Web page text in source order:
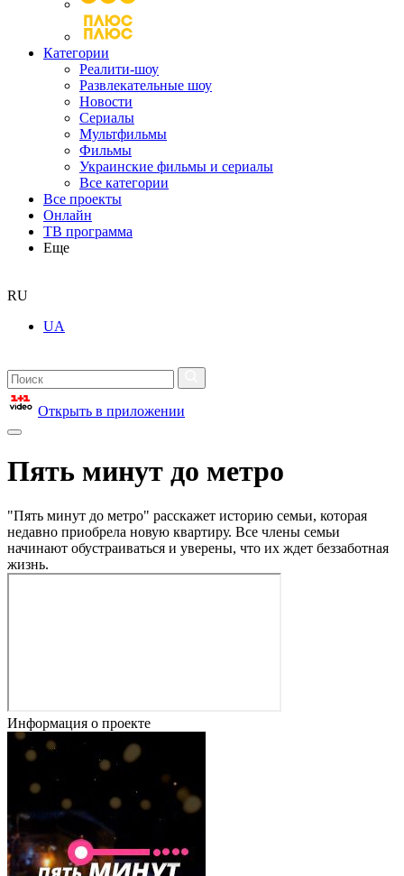
Категории
Реалити-шоу
Развлекательные шоу
Новости
Сериалы
Мультфильмы
Фильмы
Украинские фильмы и сериалы
Все категории
Все проекты
Онлайн
ТВ программа
Еще
RU
UA
Открыть в приложении
Пять минут до метро
"Пять минут до метро" расскажет историю семьи, которая
недавно приобрела новую квартиру. Все члены семьи
начинают обустраиваться и уверены, что их ждет беззаботная
жизнь.
Информация о проекте